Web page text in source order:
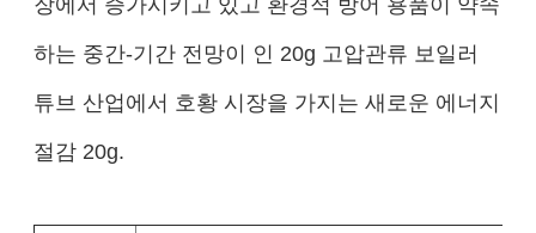
하는 중간-기간 전망이 인 20g 고압관류 보일러
튜브 산업에서 호황 시장을 가지는 새로운 에너지
절감 20g.